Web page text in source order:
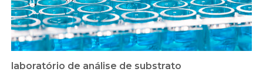
laboratório de análise de substrato